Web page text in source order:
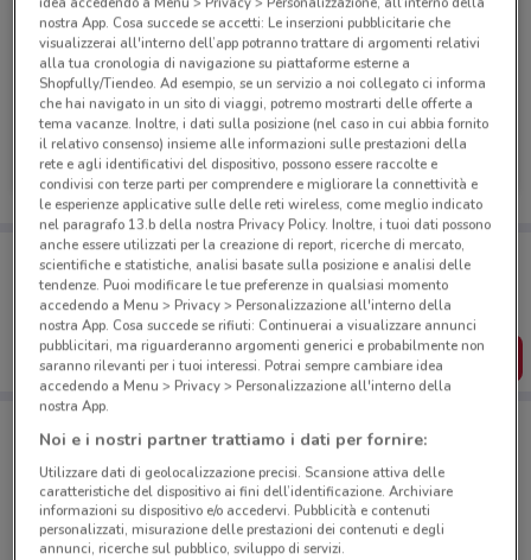
Buffetti
Scade il 30/09
Porta DoveConviene sempre con te!
Puoi trovare le migliori offerte dei negozi vicino a te,
salvarle e creare la tua lista del risparmio, comodamente
dal tuo cellulare.
SCARICA L’APP
Negozi Buffetti a Napoli
nostra App. Cosa succede se accetti: Le inserzioni pubblicitarie che
visualizzerai all'interno dell’app potranno trattare di argomenti relativi
alla tua cronologia di navigazione su piattaforme esterne a
Shopfully/Tiendeo. Ad esempio, se un servizio a noi collegato ci informa
che hai navigato in un sito di viaggi, potremo mostrarti delle offerte a
tema vacanze. Inoltre, i dati sulla posizione (nel caso in cui abbia fornito
il relativo consenso) insieme alle informazioni sulle prestazioni della
rete e agli identificativi del dispositivo, possono essere raccolte e
condivisi con terze parti per comprendere e migliorare la connettività e
le esperienze applicative sulle delle reti wireless, come meglio indicato
nel paragrafo 13.b della nostra Privacy Policy. Inoltre, i tuoi dati possono
anche essere utilizzati per la creazione di report, ricerche di mercato,
scientifiche e statistiche, analisi basate sulla posizione e analisi delle
tendenze. Puoi modificare le tue preferenze in qualsiasi momento
accedendo a Menu > Privacy > Personalizzazione all'interno della
nostra App. Cosa succede se rifiuti: Continuerai a visualizzare annunci
pubblicitari, ma riguarderanno argomenti generici e probabilmente non
saranno rilevanti per i tuoi interessi. Potrai sempre cambiare idea
accedendo a Menu > Privacy > Personalizzazione all'interno della
nostra App.
Noi e i nostri partner trattiamo i dati per fornire:
Utilizzare dati di geolocalizzazione precisi. Scansione attiva delle
caratteristiche del dispositivo ai fini dell’identificazione. Archiviare
informazioni su dispositivo e/o accedervi. Pubblicità e contenuti
personalizzati, misurazione delle prestazioni dei contenuti e degli
annunci, ricerche sul pubblico, sviluppo di servizi.